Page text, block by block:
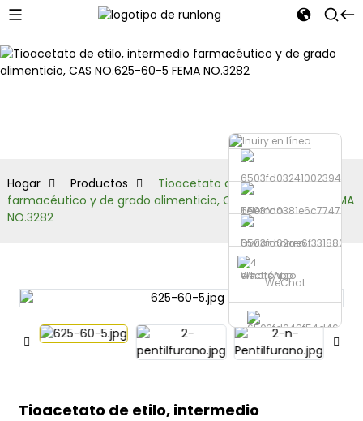
Teléfono
Enviar correo
electrónico
WhatsApp
WeChat
Hogar Productos
Tioacetato de etilo, intermedio
farmacéutico y de grado alimenticio, CAS NO.625-60-5 FEMA
NO.3282
Tioacetato de etilo, intermedio